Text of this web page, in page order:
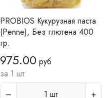
PROBIOS Кукурузная паста
(Penne), Без глютена 400
гр.
975.00 руб
за 1 шт
1 шт